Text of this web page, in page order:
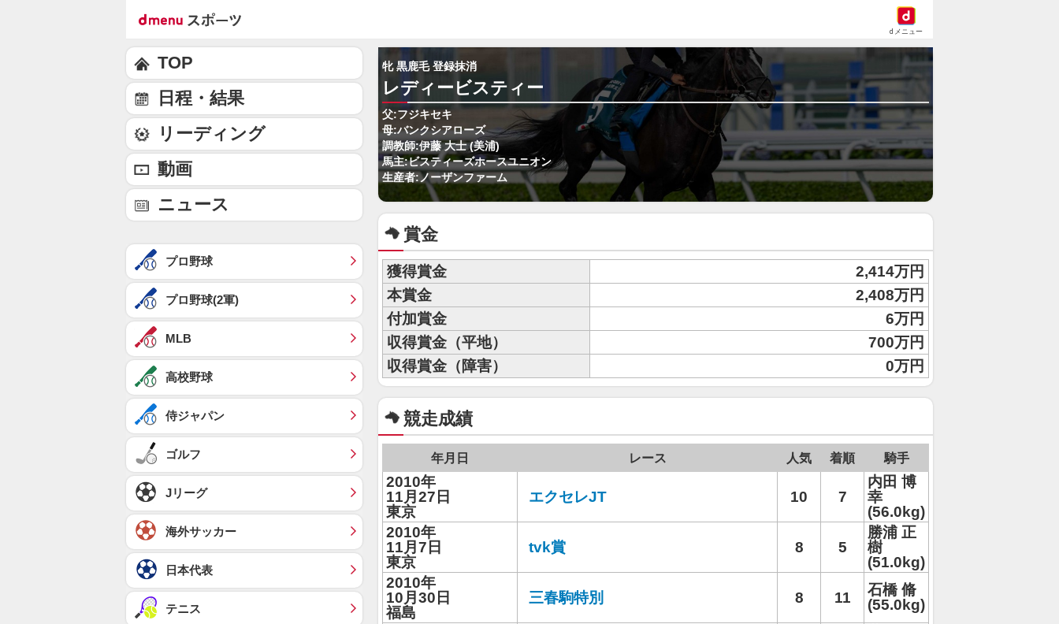
dメニュー
牝 黒鹿毛 登録抹消
レディービスティー
父:フジキセキ
母:バンクシアローズ
調教師:伊藤 大士 (美浦)
馬主:ビスティーズホースユニオン
生産者:ノーザンファーム
賞金
獲得賞金
2,414万円
本賞金
2,408万円
付加賞金
6万円
収得賞金（平地）
700万円
収得賞金（障害）
0万円
競走成績
年月日 レース 人気 着順 騎手
2010年
11月27日
東京
エクセレJT 10 7
内田 博
幸
(56.0kg)
2010年
11月7日
東京
tvk賞 8 5
勝浦 正
樹
(51.0kg)
2010年
10月30日
福島
三春駒特別 8 11
石橋 脩
(55.0kg)
TOP
日程・結果
リーディング
動画
ニュース
プロ野球
プロ野球(2軍)
MLB
高校野球
侍ジャパン
ゴルフ
Jリーグ
海外サッカー
日本代表
テニス